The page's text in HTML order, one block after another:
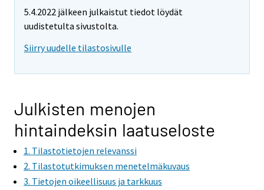
5.4.2022 jälkeen julkaistut tiedot löydät
uudistetulta sivustolta.
Siirry uudelle tilastosivulle
Julkisten menojen
hintaindeksin laatuseloste
1. Tilastotietojen relevanssi
2. Tilastotutkimuksen menetelmäkuvaus
3. Tietojen oikeellisuus ja tarkkuus